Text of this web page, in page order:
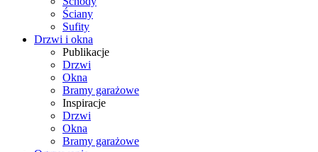
Ściany
Sufity
Drzwi i okna
Publikacje
Drzwi
Okna
Bramy garażowe
Inspiracje
Drzwi
Okna
Bramy garażowe